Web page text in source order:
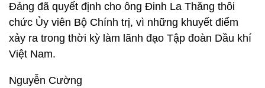
Đảng đã quyết định cho ông Đinh La Thăng thôi
chức Ủy viên Bộ Chính trị, vì những khuyết điểm
xảy ra trong thời kỳ làm lãnh đạo Tập đoàn Dầu khí
Việt Nam.
Nguyễn Cường